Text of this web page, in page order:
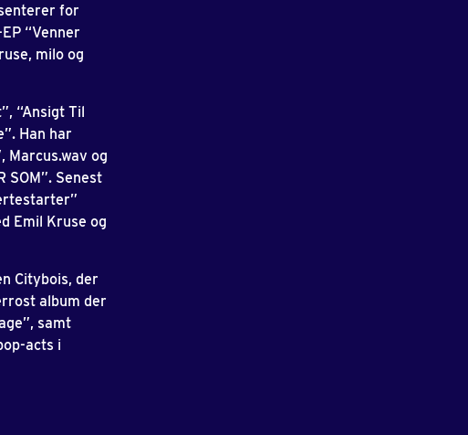
for
“Venner
milo og
“Ansigt Til
Han har
Marcus.wav og
SOM”. Senest
Emil Kruse og
Citybois, der
album der
samt
acts i